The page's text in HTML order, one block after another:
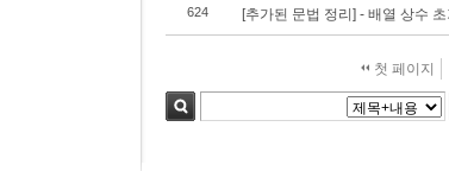
624 [추가된 문법 정리] - 배열 상수
첫 페이지